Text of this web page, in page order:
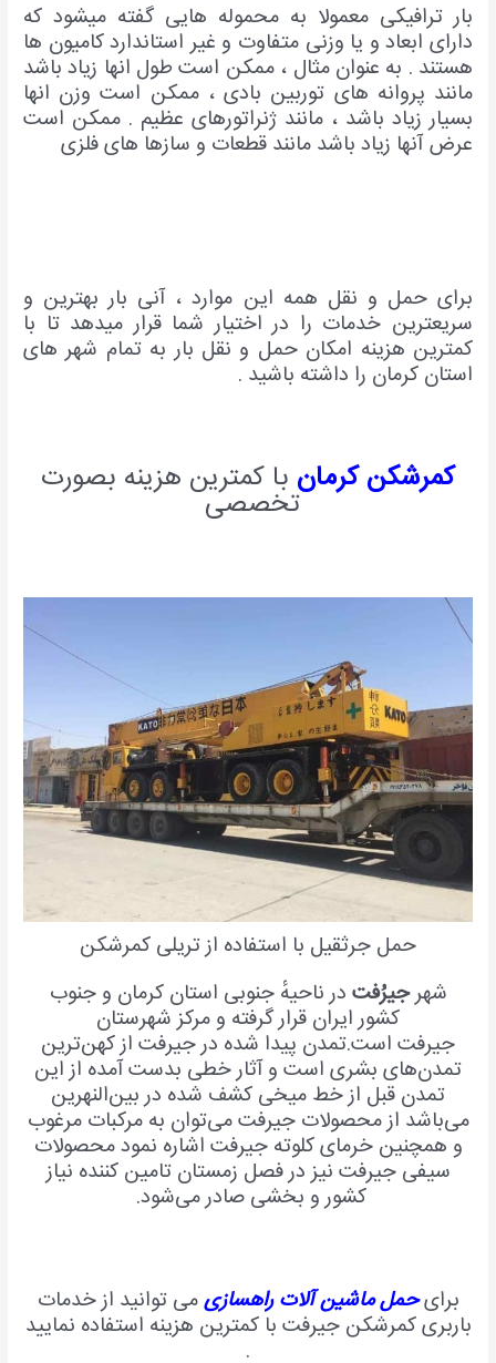
بار ترافیکی معمولا به محموله هایی گفته میشود که
دارای ابعاد و یا وزنی متفاوت و غیر استاندارد کامیون ها
هستند . به عنوان مثال ، ممکن است طول انها زیاد باشد
مانند پروانه های توربین بادی ، ممکن است وزن انها
بسیار زیاد باشد ، مانند ژنراتورهای عظیم . ممکن است
عرض آنها زیاد باشد مانند قطعات و سازها های فلزی
برای حمل و نقل همه این موارد ، آنی بار بهترین و
سریعترین خدمات را در اختیار شما قرار میدهد تا با
کمترین هزینه امکان حمل و نقل بار به تمام شهر های
استان کرمان را داشته باشید .
کمرشکن کرمان با کمترین هزینه بصورت
تخصصی
حمل جرثقیل با استفاده از تریلی کمرشکن
شهرجیرُفت در ناحیهٔ جنوبی استان کرمان و جنوب
کشور ایران قرار گرفته و مرکز شهرستان
جیرفت است.تمدن پیدا شده در جیرفت از کهن‌ترین
تمدن‌های بشری است و آثار خطی بدست آمده از این
تمدن قبل از خط میخی کشف شده در بین‌النهرین
می‌باشد از محصولات جیرفت می‌توان به مرکبات مرغوب
و همچنین خرمای کلوته جیرفت اشاره نمود محصولات
سیفی جیرفت نیز در فصل زمستان تامین کننده نیاز
کشور و بخشی صادر می‌شود.
برایحمل ماشین آلات راهسازیمی توانید از خدمات
باربری کمرشکن جیرفت با کمترین هزینه استفاده نمایید
.